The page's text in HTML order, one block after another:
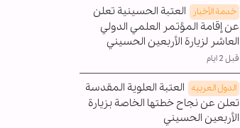
خدمة الأخبار
العتبة الحسينية تعلن
عن إقامة المؤتمر العلمي الدولي
العاشر لزيارة الأربعين الحسيني
قبل 2 ايام
الدول العربیه العتبة العلوية المقدسة
تعلن عن نجاح خطتها الخاصة بزيارة
الأربعين الحسيني